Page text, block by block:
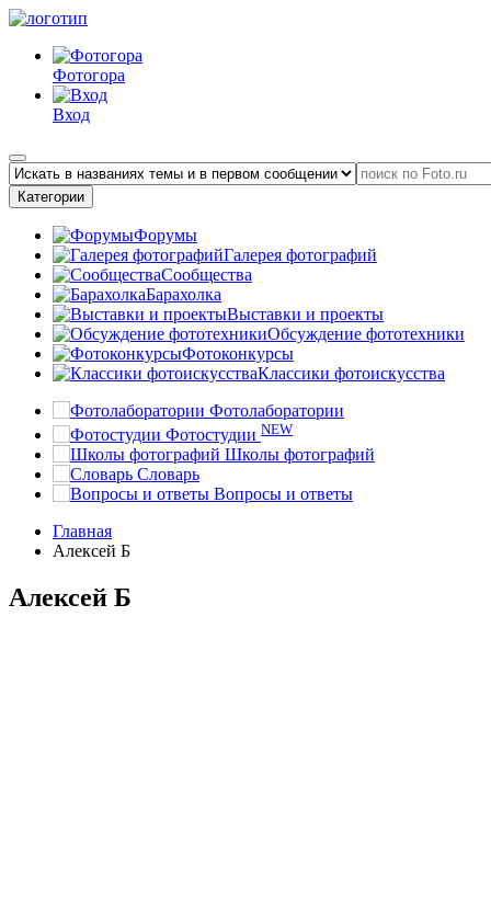
Фотогора
Вход
Категории
Форумы
Галерея фотографий
Сообщества
Барахолка
Выставки и проекты
Обсуждение фототехники
Фотоконкурсы
Классики фотоискусства
Фотолаборатории
Фотостудии NEW
Школы фотографий
Словарь
Вопросы и ответы
Главная
Алексей Б
Алексей Б